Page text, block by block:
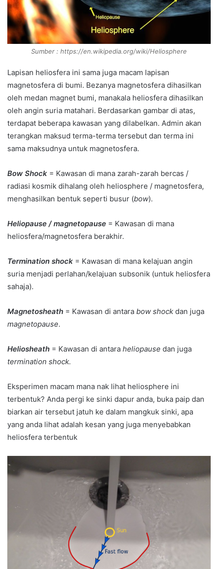
Sumber : https://en.wikipedia.org/wiki/Heliosphere
Lapisan heliosfera ini sama juga macam lapisan
magnetosfera di bumi. Bezanya magnetosfera dihasilkan
oleh medan magnet bumi, manakala heliosfera dihasilkan
oleh angin suria matahari. Berdasarkan gambar di atas,
terdapat beberapa kawasan yang dilabelkan. Admin akan
terangkan maksud terma-terma tersebut dan terma ini
sama maksudnya untuk magnetosfera.
Bow Shock = Kawasan di mana zarah-zarah bercas /
radiasi kosmik dihalang oleh heliosphere / magnetosfera,
menghasilkan bentuk seperti busur (bow).
Heliopause / magnetopause = Kawasan di mana
heliosfera/magnetosfera berakhir.
Termination shock = Kawasan di mana kelajuan angin
suria menjadi perlahan/kelajuan subsonik (untuk heliosfera
sahaja).
Magnetosheath = Kawasan di antara bow shock dan juga
magnetopause.
Heliosheath = Kawasan di antara heliopause dan juga
termination shock.
Eksperimen macam mana nak lihat heliosphere ini
terbentuk? Anda pergi ke sinki dapur anda, buka paip dan
biarkan air tersebut jatuh ke dalam mangkuk sinki, apa
yang anda lihat adalah kesan yang juga menyebabkan
heliosfera terbentuk